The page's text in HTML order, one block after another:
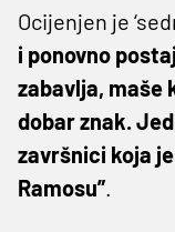
Ocijenjen je
i ponovno
zabavlja, maše
dobar znak.
završnici koja
Ramosu”.